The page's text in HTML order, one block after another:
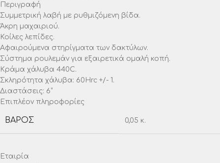
Περιγραφή
Συμμετρική λαβή με ρυθμιζόμενη βίδα.
Άκρη μαχαιριού.
Κοίλες λεπίδες.
Αφαιρούμενα στηρίγματα των δακτύλων.
Σύστημα ρουλεμάν για εξαιρετικά ομαλή κοπή.
Κράμα χάλυβα 440C.
Σκληρότητα χάλυβα: 60Hrc +/- 1.
Διαστάσεις: 6“
Επιπλέον πληροφορίες
ΒΆΡΟΣ 0,05 κ.
Εταιρία